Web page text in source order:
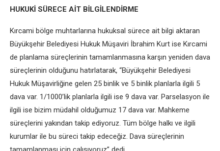
HUKUKİ SÜRECE AİT BİLGİLENDİRME
Kırcami bölge muhtarlarına hukuksal sürece ait bilgi aktaran
Büyükşehir Belediyesi Hukuk Müşaviri İbrahim Kurt ise Kırcami
de planlama süreçlerinin tamamlanmasına karşın yeniden dava
süreçlerinin olduğunu hatırlatarak, “Büyükşehir Belediyesi
Hukuk Müşavirliğine gelen 25 binlik ve 5 binlik planlarla ilgili 5
dava var. 1/1000’lik planlarla ilgili ise 9 dava var. Parselasyon ile
ilgili ise bizim müdahil olduğumuz 17 dava var. Mahkeme
süreçlerini yakından takip ediyoruz. Tüm bölge halkı ve ilgili
kurumlar ile bu süreci takip edeceğiz. Dava süreçlerinin